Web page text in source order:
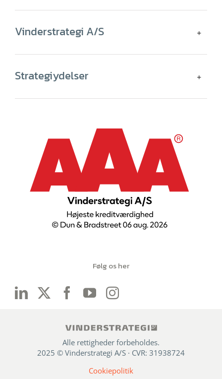
Vinderstrategi A/S
Strategiydelser
Følg os her
Alle rettigheder forbeholdes.
2025 © Vinderstrategi A/S · CVR: 31938724
Cookiepolitik